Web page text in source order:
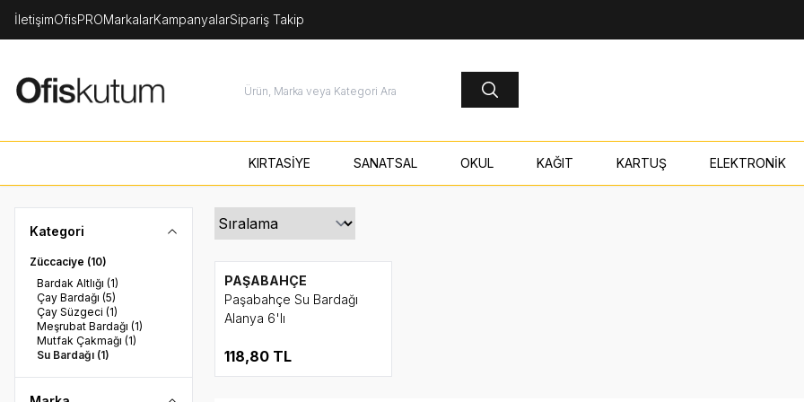
İletişimOfisPROMarkalarKampanyalarSipariş Takip
KIRTASİYE SANATSAL OKUL KAĞIT KARTUŞ ELEKTRONİK
Kategori
Züccaciye (10)
Bardak Altlığı (1)
Çay Bardağı (5)
Çay Süzgeci (1)
Meşrubat Bardağı (1)
Mutfak Çakmağı (1)
Su Bardağı (1)
PAŞABAHÇE
Paşabahçe Su Bardağı
Alanya 6'lı
118,80TL